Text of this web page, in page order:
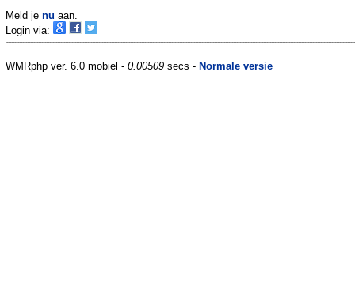
Meld je nu aan.
Login via:
WMRphp ver. 6.0 mobiel - 0.00509 secs - Normale versie